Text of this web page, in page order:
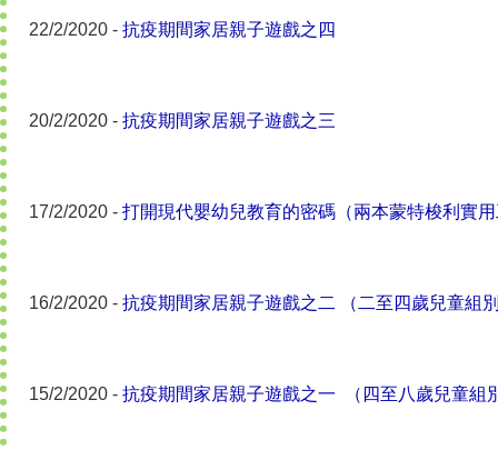
22/2/2020 - 抗疫期間家居親子遊戲之四
20/2/2020 - 抗疫期間家居親子遊戲之三
17/2/2020 - 打開現代嬰幼兒教育的密碼（兩本蒙特梭利實
16/2/2020 - 抗疫期間家居親子遊戲之二 （二至四歲兒童組
15/2/2020 - 抗疫期間家居親子遊戲之一 （四至八歲兒童組